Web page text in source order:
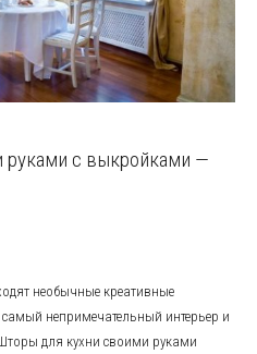
с выкройками —
необычные креативные
непримечательный интерьер и
для кухни своими руками